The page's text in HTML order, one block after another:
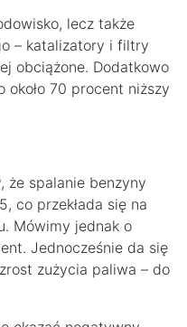
lecz także
– katalizatory i filtry
obciążone. Dodatkowo
70 procent niższy
że spalanie benzyny
co przekłada się na
Mówimy jednak o
Jednocześnie da się
zużycia paliwa – do